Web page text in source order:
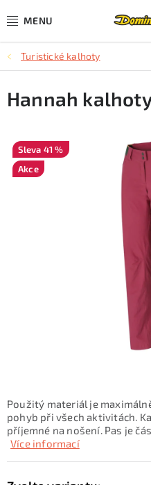
na
CYKLISTIKA
SJEZDOVÉ LYŽOVÁNÍ
BĚŽECKÉ LYŽOVÁNÍ
CYKLO Servis
Turistické kalhoty
Použitý materiál je
pohyb při všech aktivitách.
příjemné na nošení. Pas je
Více informací
Hannah
41 %
Akce